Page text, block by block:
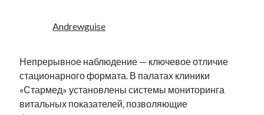
Andrewguise
Непрерывное наблюдение — ключевое отличие
стационарного формата. В палатах клиники
«Стармед» установлены системы мониторинга
витальных показателей, позволяющие